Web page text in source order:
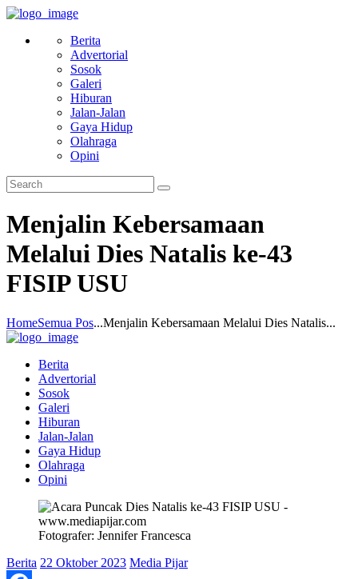
Berita
Advertorial
Sosok
Galeri
Hiburan
Jalan-Jalan
Gaya Hidup
Olahraga
Opini
Menjalin Kebersamaan
Melalui Dies Natalis ke-43
FISIP USU
HomeSemua Pos...Menjalin Kebersamaan Melalui Dies Natalis...
Berita
Advertorial
Sosok
Galeri
Hiburan
Jalan-Jalan
Gaya Hidup
Olahraga
Opini
Fotografer: Jennifer Francesca
Berita 22 Oktober 2023 Media Pijar